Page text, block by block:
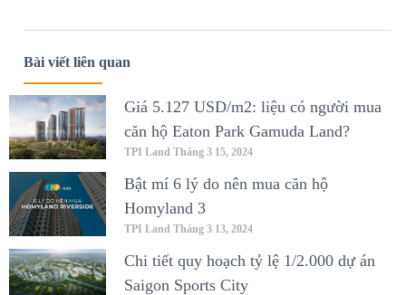
Bài viết liên quan
Giá 5.127 USD/m2: liệu có người mua
căn hộ Eaton Park Gamuda Land?
TPI Land Tháng 3 15, 2024
Bật mí 6 lý do nên mua căn hộ
Homyland 3
TPI Land Tháng 3 13, 2024
Chi tiết quy hoạch tỷ lệ 1/2.000 dự án
Saigon Sports City